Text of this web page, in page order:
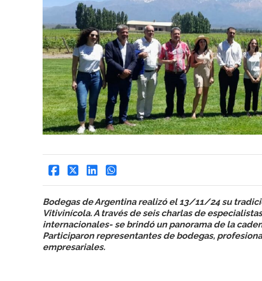
Bodegas de Argentina realizó el 13/11/24 su
Vitivinícola. A través de seis charlas de
internacionales- se brindó un panorama de la
Participaron representantes de bodegas,
empresariales.